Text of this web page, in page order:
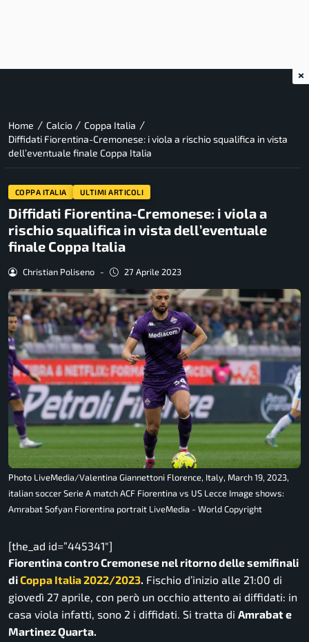
Home / Calcio / Coppa Italia /
Diffidati Fiorentina-Cremonese: i viola a rischio squalifica in vista
dell’eventuale finale Coppa Italia
COPPA ITALIA ULTIMI ARTICOLI
Diffidati Fiorentina-Cremonese: i viola a
rischio squalifica in vista dell’eventuale
finale Coppa Italia
Christian Poliseno - 27 Aprile 2023
Photo LiveMedia/Valentina Giannettoni Florence, Italy, March 19, 2023,
italian soccer Serie A match ACF Fiorentina vs US Lecce Image shows:
Amrabat Sofyan Fiorentina portrait LiveMedia - World Copyright
[the_ad id=”445341″]
Fiorentina contro Cremonese nel ritorno delle semifinali
diCoppa Italia 2022/2023. Fischio d’inizio alle 21:00 di
giovedì 27 aprile, con però un occhio attento ai diffidati: in
casa viola infatti, sono 2 i diffidati. Si tratta di Amrabat e
Martinez Quarta.
×